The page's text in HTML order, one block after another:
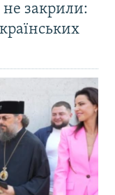
закрили: